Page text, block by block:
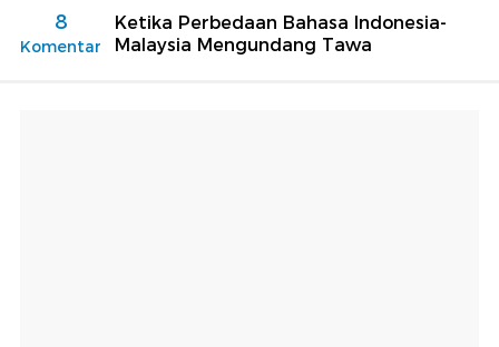
8
Komentar
Ketika Perbedaan Bahasa Indonesia-
Malaysia Mengundang Tawa